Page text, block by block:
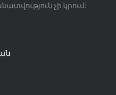
չի կրում: